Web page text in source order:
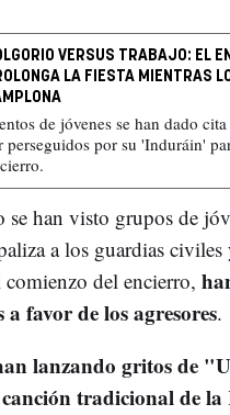
VERSUS TRABAJO: EL
LA FIESTA MIENTRAS
de jóvenes se han dado
perseguidos por su 'Induráin'
han visto grupos de
a los guardias civiles
del encierro,
a favor de los agresores.
lanzando gritos de
tradicional de